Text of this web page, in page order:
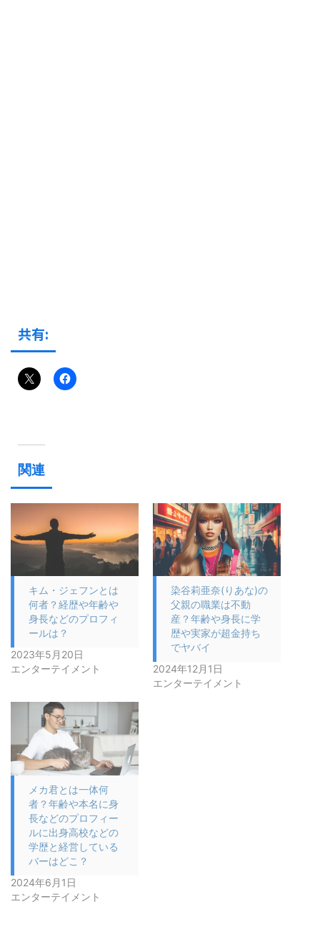
共有:
関連
キム・ジェフンとは
何者？経歴や年齢や
身長などのプロフィ
ールは？
2023年5月20日
エンターテイメント
染谷莉亜奈(りあな)の
父親の職業は不動
産？年齢や身長に学
歴や実家が超金持ち
でヤバイ
2024年12月1日
エンターテイメント
メカ君とは一体何
者？年齢や本名に身
長などのプロフィー
ルに出身高校などの
学歴と経営している
バーはどこ？
2024年6月1日
エンターテイメント